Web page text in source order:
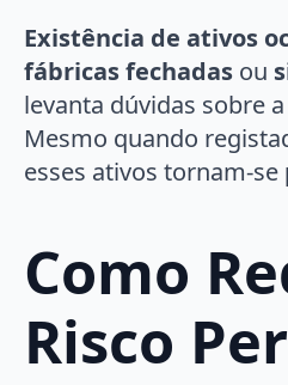
Existência de ativos
fábricas fechadas ou
levanta dúvidas sobre a
Mesmo quando
esses ativos tornam-se
Como
Risco